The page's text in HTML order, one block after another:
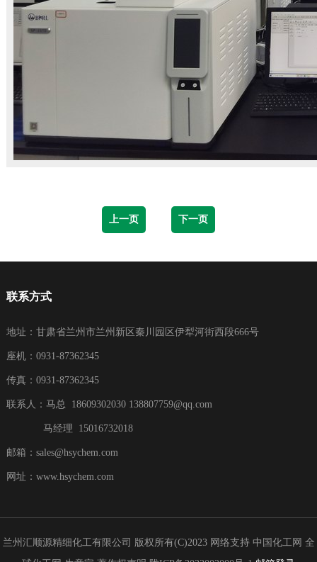
上一页 下一页
联系方式
地址：甘肃省兰州市兰州新区秦川园区伊犁河街西段666号
座机：0931-87362345
传真：0931-87362345
联系人：马总 18609302030 138807759@qq.com
马经理 15016732018
邮箱： sales@hsychem.com
网址： www.hsychem.com
兰州汇顺源精细化工有限公司 版权所有(C)2023网络支持 中国化工网 全